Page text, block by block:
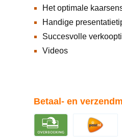
Het optimale
Handige
Succesvolle
Videos
Betaal- en